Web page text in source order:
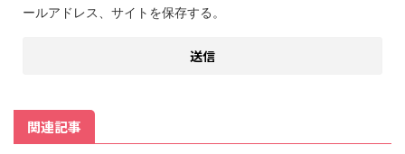
ールアドレス、サイトを保存する。
関連記事